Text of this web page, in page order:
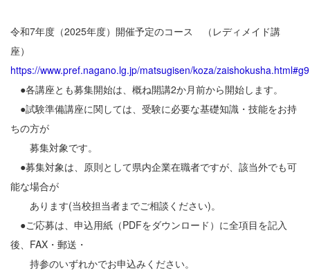
令和7年度（2025年度）開催予定のコース （レディメイド講
座）
https://www.pref.nagano.lg.jp/matsugisen/koza/zaishokusha.html#g9
●各講座とも募集開始は、概ね開講2か月前から開始します。
●試験準備講座に関しては、受験に必要な基礎知識・技能をお持
ちの方が
募集対象です。
●募集対象は、原則として県内企業在職者ですが、該当外でも可
能な場合が
あります(当校担当者までご相談ください)。
●ご応募は、申込用紙（PDFをダウンロード）に全項目を記入
後、FAX・郵送・
持参のいずれかでお申込みください。